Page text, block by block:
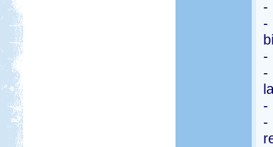
-
-
-
-
-
-